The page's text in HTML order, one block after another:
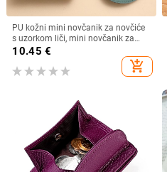
PU kožni mini novčanik za novčiće
s uzorkom liči, mini novčanik za
kartice, podstava od poliestera,
svakodnevna primjena, jesen 2024
10.45 €
add_shopping_cart